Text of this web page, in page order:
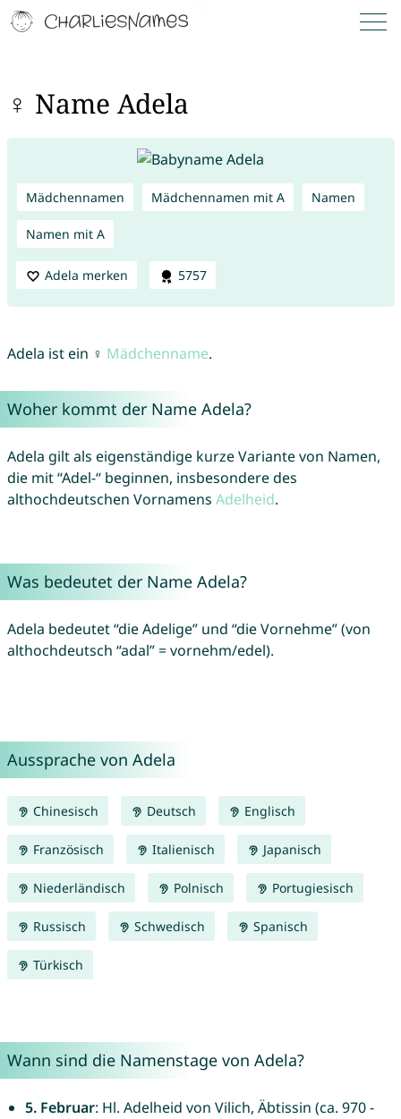
♀ Name Adela
Mädchennamen Mädchennamen mit A Namen
Namen mit A
Adela merken 5757
Adela ist ein ♀ Mädchenname.
Woher kommt der Name Adela?
Adela gilt als eigenständige kurze Variante von Namen,
die mit “Adel-“ beginnen, insbesondere des
althochdeutschen Vornamens Adelheid.
Was bedeutet der Name Adela?
Adela bedeutet “die Adelige” und “die Vornehme” (von
althochdeutsch “adal” = vornehm/edel).
Aussprache von Adela
Chinesisch Deutsch Englisch
Französisch Italienisch Japanisch
Niederländisch Polnisch Portugiesisch
Russisch Schwedisch Spanisch
Türkisch
Wann sind die Namenstage von Adela?
5. Februar: Hl. Adelheid von Vilich, Äbtissin (ca. 970 -